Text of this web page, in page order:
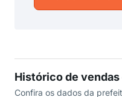
Histórico de
Confira os dados da